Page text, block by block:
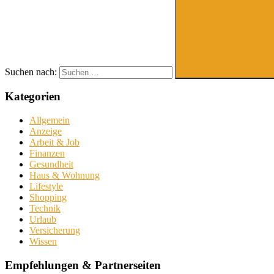
Suchen nach:
Kategorien
Allgemein
Anzeige
Arbeit & Job
Finanzen
Gesundheit
Haus & Wohnung
Lifestyle
Shopping
Technik
Urlaub
Versicherung
Wissen
Empfehlungen & Partnerseiten